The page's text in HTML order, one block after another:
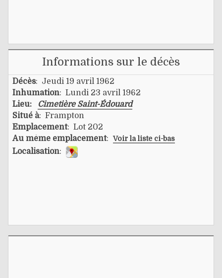
Informations sur le décès
Décès: Jeudi 19 avril 1962
Inhumation: Lundi 23 avril 1962
Lieu:
Cimetière Saint-Édouard
Situé à: Frampton
Emplacement: Lot 202
Au même emplacement: Voir la liste ci-bas
Localisation: